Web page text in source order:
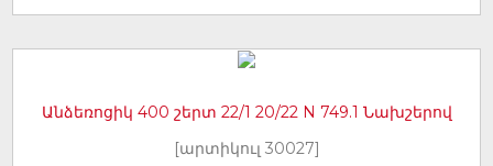
Անձեռոցիկ 400 շերտ 22/1 20/22 N 749.1 Նախշերով
[արտիկուլ 30027]